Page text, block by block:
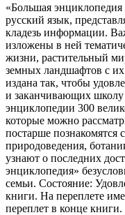
«Большая
русский язык,
кладезь информации.
изложены в ней
жизни, растительный
земных ландшафтов с
издана так, чтобы
и заканчивающих
энциклопедии 300
которые можно
постарше
природоведения,
узнают о последних
энциклопедия»
семьи. Состояние:
книги. На переплете
переплет в конце